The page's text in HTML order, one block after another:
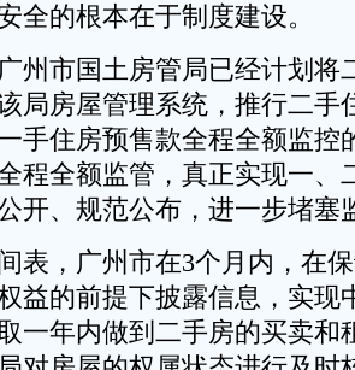
全的根本在于制度建设。
市国土房管局已经计划将
局房屋管理系统，推行二手
手住房预售款全程全额监控
程全额监管，真正实现一、
开、规范公布，进一步堵塞
，广州市在3个月内，在保
益的前提下披露信息，实现
一年内做到二手房的买卖和